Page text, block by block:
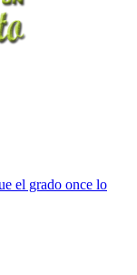
el grado once lo